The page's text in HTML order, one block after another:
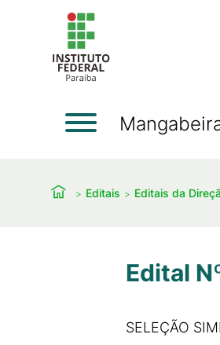
Editais Editais da
Edital
SELEÇÃO